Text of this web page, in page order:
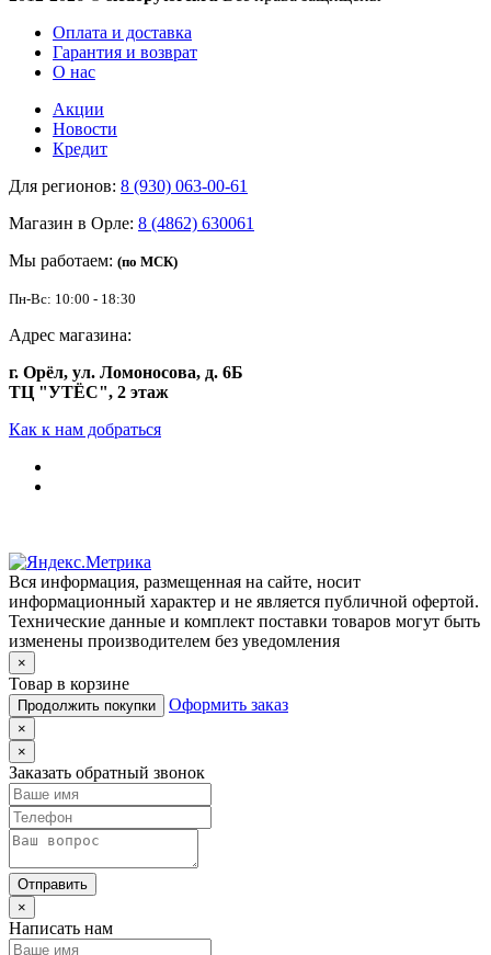
Оплата и доставка
Гарантия и возврат
О нас
Акции
Новости
Кредит
Для регионов: 8 (930) 063-00-61
Магазин в Орле: 8 (4862) 630061
Мы работаем: (по МСК)
Пн-Вс: 10:00 - 18:30
Адрес магазина:
г. Орёл, ул. Ломоносова, д. 6Б
ТЦ "УТЁС", 2 этаж
Как к нам добраться
Вся информация, размещенная на сайте, носит
информационный характер и не является публичной офертой.
Технические данные и комплект поставки товаров могут быть
изменены производителем без уведомления
×
Товар в корзине
Продолжить покупки Оформить заказ
×
×
Заказать обратный звонок
Отправить
×
Написать нам